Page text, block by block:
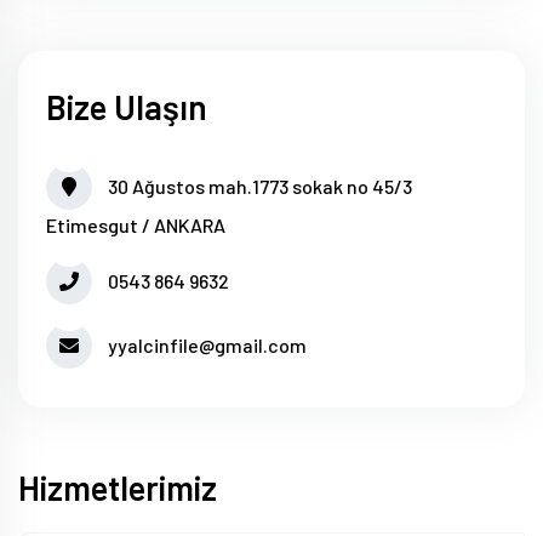
Bize Ulaşın
30 Ağustos mah.1773 sokak no 45/3
Etimesgut / ANKARA
0543 864 9632
yyalcinfile@gmail.com
Hizmetlerimiz